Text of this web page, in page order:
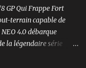
GP Qui Frappe Fort
terrain capable de
4.0 débarque
la légendaire série